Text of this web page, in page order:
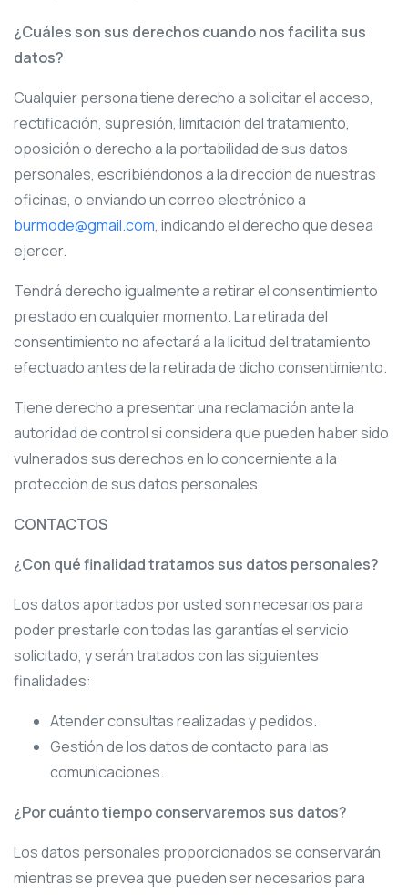
¿Cuáles son sus derechos cuando nos facilita sus
datos?
Cualquier persona tiene derecho a solicitar el acceso,
rectificación, supresión, limitación del tratamiento,
oposición o derecho a la portabilidad de sus datos
personales, escribiéndonos a la dirección de nuestras
oficinas, o enviando un correo electrónico a
burmode@gmail.com, indicando el derecho que desea
ejercer.
Tendrá derecho igualmente a retirar el consentimiento
prestado en cualquier momento. La retirada del
consentimiento no afectará a la licitud del tratamiento
efectuado antes de la retirada de dicho consentimiento.
Tiene derecho a presentar una reclamación ante la
autoridad de control si considera que pueden haber sido
vulnerados sus derechos en lo concerniente a la
protección de sus datos personales.
CONTACTOS
¿Con qué finalidad tratamos sus datos personales?
Los datos aportados por usted son necesarios para
poder prestarle con todas las garantías el servicio
solicitado, y serán tratados con las siguientes
finalidades:
Atender consultas realizadas y pedidos.
Gestión de los datos de contacto para las
comunicaciones.
¿Por cuánto tiempo conservaremos sus datos?
Los datos personales proporcionados se conservarán
mientras se prevea que pueden ser necesarios para